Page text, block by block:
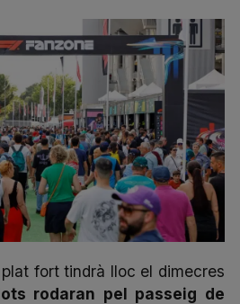
fort tindrà lloc el dimecres
rodaran pel passeig de